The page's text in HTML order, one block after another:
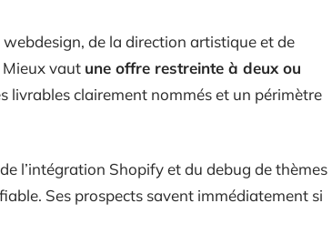
de la direction artistique et de
Mieux vaut une offre restreinte à deux ou
livrables clairement nommés et un périmètre
l’intégration Shopify et du debug de thèmes
Ses prospects savent immédiatement si